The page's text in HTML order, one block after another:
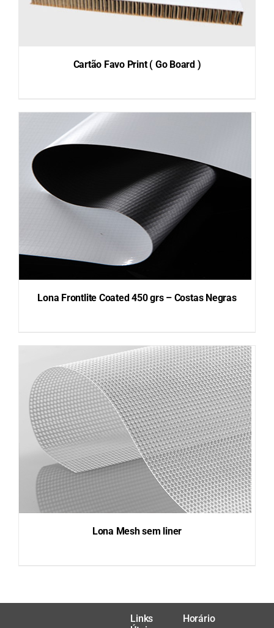
Cartão Favo Print ( Go Board )
DETAILS
Lona Frontlite Coated 450 grs – Costas Negras
Lona Mesh sem liner
Links
Horário